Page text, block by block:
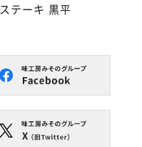
テーキ 黒平